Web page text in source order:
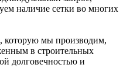
наличие сетки во многих
которую мы производим,
в строительных
долговечностью и